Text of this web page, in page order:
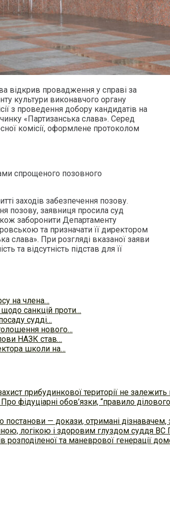
відкрив провадження у справі за
культури виконавчого органу
з проведення добору кандидатів на
«Партизанська слава». Серед
комісії, оформлене протоколом
спрощеного позовного
заходів забезпечення позову.
позову, заявниця просила суд
заборонити Департаменту
та призначати її директором
слава». При розгляді вказаної заяви
та відсутність підстав для її
на члена…
санкцій проти…
судді…
нового…
НАЗК став…
школи на…
прибудинкової території не
фідуціарні обов’язки, “правило
постанови — докази, отримані
логікою і здоровим глуздом суддя ВС
розподіленої та маневрової генерації